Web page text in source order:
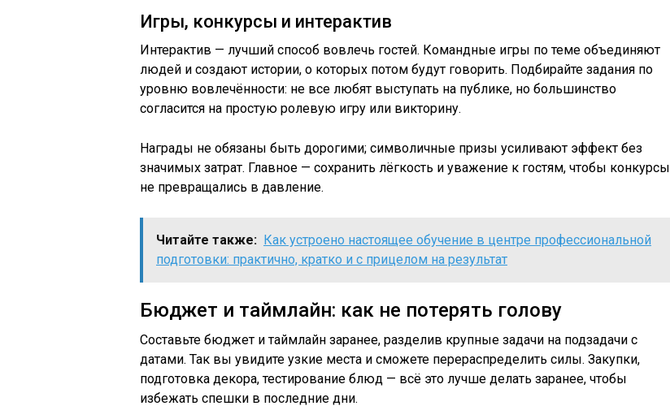
Игры, конкурсы и интерактив
Интерактив — лучший способ вовлечь гостей. Командные игры по теме объединяют
людей и создают истории, о которых потом будут говорить. Подбирайте задания по
уровню вовлечённости: не все любят выступать на публике, но большинство
согласится на простую ролевую игру или викторину.
Награды не обязаны быть дорогими; символичные призы усиливают эффект без
значимых затрат. Главное — сохранить лёгкость и уважение к гостям, чтобы конкурсы
не превращались в давление.
Читайте также: Как устроено настоящее обучение в центре профессиональной
подготовки: практично, кратко и с прицелом на результат
Бюджет и таймлайн: как не потерять голову
Составьте бюджет и таймлайн заранее, разделив крупные задачи на подзадачи с
датами. Так вы увидите узкие места и сможете перераспределить силы. Закупки,
подготовка декора, тестирование блюд — всё это лучше делать заранее, чтобы
избежать спешки в последние дни.